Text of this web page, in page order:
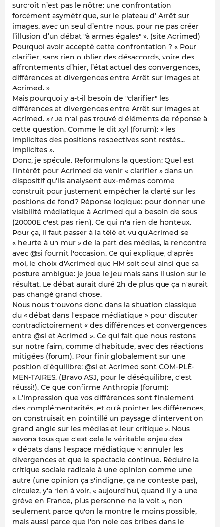
surcroît n’est pas le nôtre: une confrontation
forcément asymétrique, sur le plateau d’ Arrêt sur
images, avec un seul d’entre nous, pour ne pas créer
l’illusion d’un débat "à armes égales" ». (site Acrimed)
Pourquoi avoir accepté cette confrontation ? « Pour
clarifier, sans rien oublier des désaccords, voire des
affrontements d’hier, l’état actuel des convergences,
différences et divergences entre Arrêt sur images et
Acrimed. »
Mais pourquoi y a-t-il besoin de "clarifier" les
différences et divergences entre Arrêt sur images et
Acrimed. »? Je n'ai pas trouvé d'éléments de réponse à
cette question. Comme le dit xyl (forum): « les
implicites des positions respectives sont restés...
implicites ».
Donc, je spécule. Reformulons la question: Quel est
l'intérêt pour Acrimed de venir « clarifier » dans un
dispositif qu'ils analysent eux-mêmes comme
construit pour justement empêcher la clarté sur les
positions de fond? Réponse logique: pour donner une
visibilité médiatique à Acrimed qui a besoin de sous
(20000E c'est pas rien). Ce qui n'a rien de honteux.
Pour ça, il faut passer à la télé et vu qu'Acrimed se
« heurte à un mur » de la part des médias, la rencontre
avec @si fournit l'occasion. Ce qui explique, d'après
moi, le choix d'Acrimed que HM soit seul ainsi que sa
posture ambigüe: je joue le jeu mais sans illusion sur le
résultat. Le débat aurait duré 2h de plus que ça n'aurait
pas changé grand chose.
Nous nous trouvons donc dans la situation classique
du « débat dans l'espace médiatique » pour discuter
contradictoirement « des différences et convergences
entre @si et Acrimed ». Ce qui fait que nous restons
sur notre faim, comme d'habitude, avec des réactions
mitigées (forum). Pour finir globalement sur une
position d'équilibre: @si et Acrimed sont COM-PLÉ-
MEN-TAIRES. (Bravo ASJ, pour le déséquilibre, c'est
réussi!). Ce que confirme Anthropia (forum):
« L'impression que vos différences sont finalement
des complémentarités, et qu'à pointer les différences,
on construisait en pointillé un paysage d'intervention
grand angle sur les médias et leur critique ». Nous
savons tous que c'est cela le véritable enjeu des
« débats dans l'espace médiatique »: annuler les
divergences et que le spectacle continue. Réduire la
critique sociale radicale à une opinion comme une
autre (une opinion ça s'indigne, ça ne conteste pas),
circulez, y'a rien à voir, « aujourd'hui, quand il y a une
grève en France, plus personne ne la voit », non
seulement parce qu'on la montre le moins possible,
mais aussi parce que l'on noie ces bribes dans le